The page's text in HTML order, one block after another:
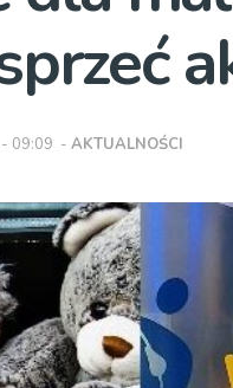
09:09 - AKTUALNOŚCI